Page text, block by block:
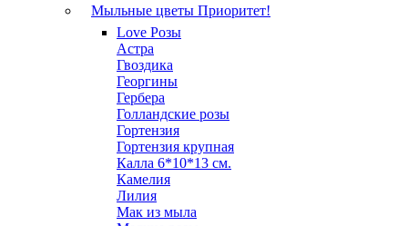
Мыльные цветы Приоритет!
Love Розы
Астра
Гвоздика
Георгины
Гербера
Голландские розы
Гортензия
Гортензия крупная
Калла 6*10*13 см.
Камелия
Лилия
Мак из мыла